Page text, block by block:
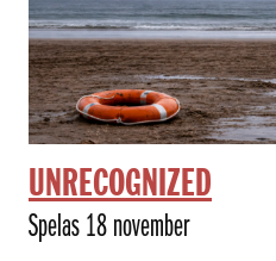
UNRECOGNIZED
Spelas 18 november